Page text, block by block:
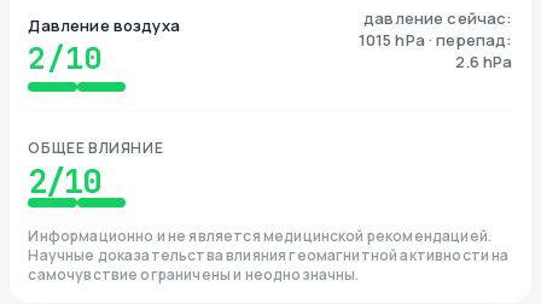
Давление воздуха
2/10
давление сейчас:
1015 hPa · перепад:
2.6 hPa
ОБЩЕЕ ВЛИЯНИЕ
2/10
Информационно и не является медицинской рекомендацией.
Научные доказательства влияния геомагнитной активности на
самочувствие ограничены и неоднозначны.